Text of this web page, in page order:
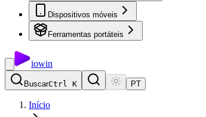
Dispositivos móveis
Ferramentas portáteis
iowin
BuscarCtrl K PT
Início